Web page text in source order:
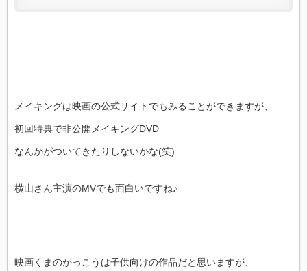
メイキングは映画の公式サイトでもみることができますが、
初回特典で非公開メイキングDVD
なんかがついてきたりしないかな(笑)
横山さん主演のMVでも面白いですね♪
映画くまのがっこうは子供向けの作品だと思いますが、